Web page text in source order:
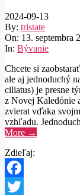
2024-09-13
By: tristate
On: 13. septembra
In: Bývanie
Chcete si
ale aj jednoduchý
ciliatus) je presne
z Novej Kaledónie
zvierat vďaka
vzhľadu.
More →
Zdieľaj:
Facebook